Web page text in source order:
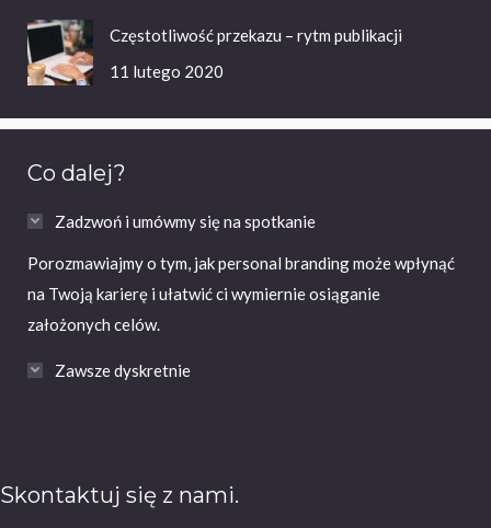
Częstotliwość przekazu – rytm publikacji
11 lutego 2020
Co dalej?
Zadzwoń i umówmy się na spotkanie
Porozmawiajmy o tym, jak personal branding może wpłynąć
na Twoją karierę i ułatwić ci wymiernie osiąganie
założonych celów.
Zawsze dyskretnie
Skontaktuj się z nami.